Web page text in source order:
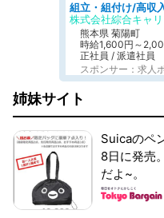
株式会社綜合キャ
熊本県 菊陽町
時給1,600円～
正社員 / 派遣社員
スポンサー：求人
姉妹サイト
Suicaのペ
8日に発売
だよ~。